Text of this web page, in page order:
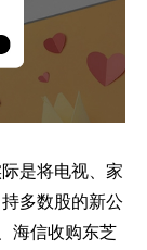
际是将电视、家
多数股的新公
海信收购东芝